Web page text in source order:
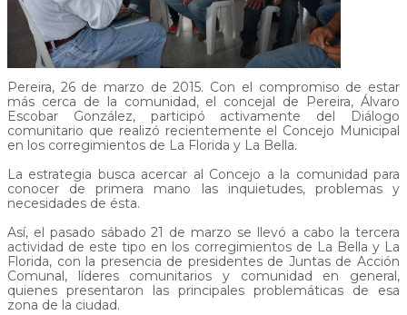
Pereira, 26 de marzo de 2015. Con el compromiso de estar
más cerca de la comunidad, el concejal de Pereira, Álvaro
Escobar González, participó activamente del Diálogo
comunitario que realizó recientemente el Concejo Municipal
en los corregimientos de La Florida y La Bella.
La estrategia busca acercar al Concejo a la comunidad para
conocer de primera mano las inquietudes, problemas y
necesidades de ésta.
Así, el pasado sábado 21 de marzo se llevó a cabo la tercera
actividad de este tipo en los corregimientos de La Bella y La
Florida, con la presencia de presidentes de Juntas de Acción
Comunal, líderes comunitarios y comunidad en general,
quienes presentaron las principales problemáticas de esa
zona de la ciudad.